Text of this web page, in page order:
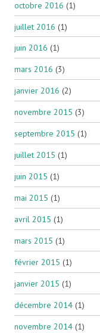
octobre 2016 (1)
juillet 2016 (1)
juin 2016 (1)
mars 2016 (3)
janvier 2016 (2)
novembre 2015 (3)
septembre 2015 (1)
juillet 2015 (1)
juin 2015 (1)
mai 2015 (1)
avril 2015 (1)
mars 2015 (1)
février 2015 (1)
janvier 2015 (1)
décembre 2014 (1)
novembre 2014 (1)